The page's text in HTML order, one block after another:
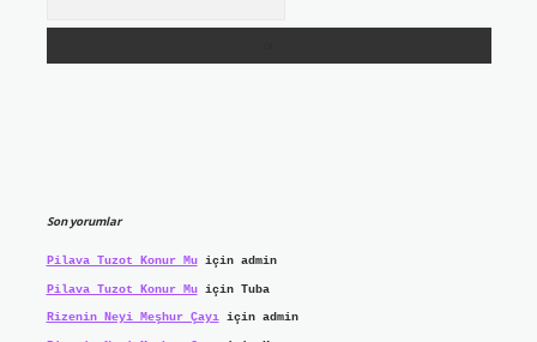
Son yorumlar
Pilava Tuzot Konur Muiçin admin
Pilava Tuzot Konur Muiçin Tuba
Rizenin Neyi Meşhur Çayıiçin admin